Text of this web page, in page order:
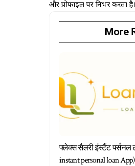
और प्रोफाइल पर निर्भर करता है।
More
फ्लेक्स सैलरी इंस्टैंट पर्सनल
instant personal loan App)